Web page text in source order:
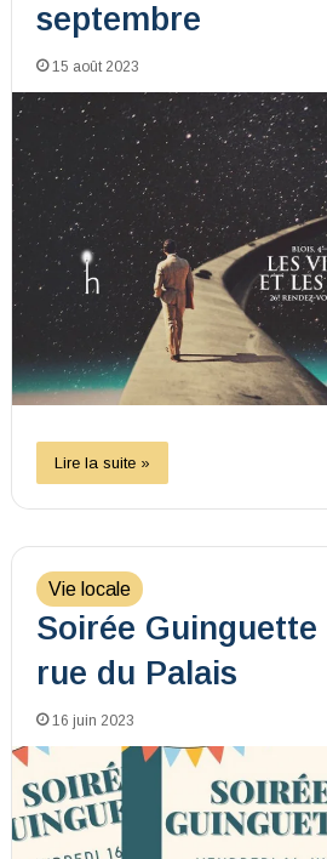
septembre
15 août 2023
Lire la suite »
Vie locale
Soirée Guinguette
rue du Palais
16 juin 2023